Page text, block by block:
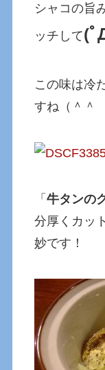
シャコの旨
ッチして(ﾟ
この味は冷
すね（＾＾
「牛タンの
分厚くカッ
妙です！